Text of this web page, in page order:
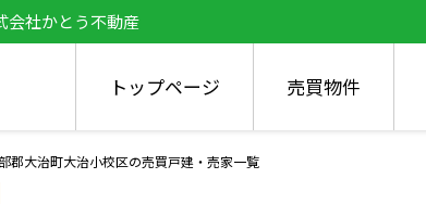
会社かとう不動産
トップページ 売買物件
郡大治町大治小校区の売買戸建・売家一覧